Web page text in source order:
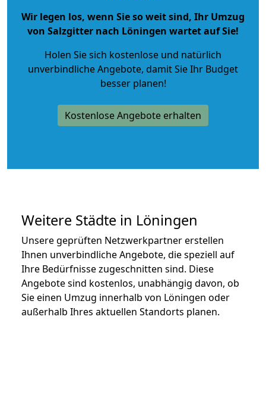
Wir legen los, wenn Sie so weit sind, Ihr Umzug
von Salzgitter nach Löningen wartet auf Sie!
Holen Sie sich kostenlose und natürlich
unverbindliche Angebote, damit Sie Ihr Budget
besser planen!
Kostenlose Angebote erhalten
Weitere Städte in Löningen
Unsere geprüften Netzwerkpartner erstellen
Ihnen unverbindliche Angebote, die speziell auf
Ihre Bedürfnisse zugeschnitten sind. Diese
Angebote sind kostenlos, unabhängig davon, ob
Sie einen Umzug innerhalb von Löningen oder
außerhalb Ihres aktuellen Standorts planen.